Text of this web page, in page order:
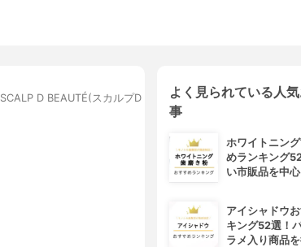
SCALP D BEAUTÉ(スカルプD ボーテ) ヘアカラートリートメ
よく見られている人
事
ホワイトニン
めランキング
い市販品を中
アイシャドウ
キング52選！
ラメ入り商品